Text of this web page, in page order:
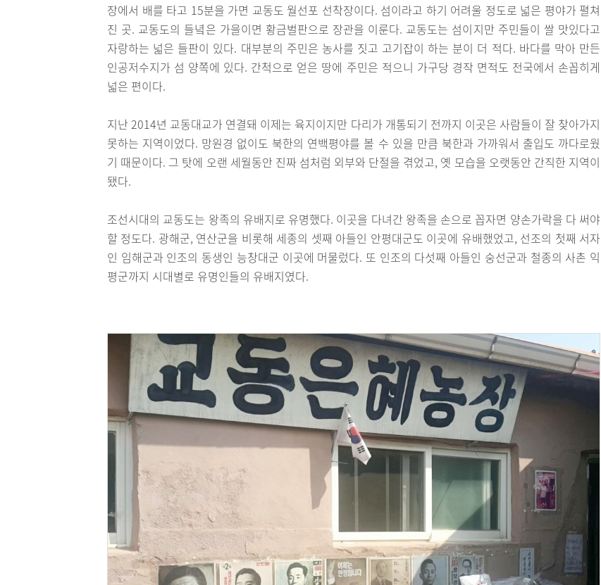
장에서 배를 타고 15분을 가면 교동도 월선포 선착장이다. 섬이라고 하기 어려울 정도로 넓은 평야가 펼쳐
진 곳. 교동도의 들녘은 가을이면 황금벌판으로 장관을 이룬다. 교동도는 섬이지만 주민들이 쌀 맛있다고
자랑하는 넓은 들판이 있다. 대부분의 주민은 농사를 짓고 고기잡이 하는 분이 더 적다. 바다를 막아 만든
인공저수지가 섬 양쪽에 있다. 간척으로 얻은 땅에 주민은 적으니 가구당 경작 면적도 전국에서 손꼽히게
넓은 편이다.
지난 2014년 교동대교가 연결돼 이제는 육지이지만 다리가 개통되기 전까지 이곳은 사람들이 잘 찾아가지
못하는 지역이었다. 망원경 없이도 북한의 연백평야를 볼 수 있을 만큼 북한과 가까워서 출입도 까다로웠
기 때문이다. 그 탓에 오랜 세월동안 진짜 섬처럼 외부와 단절을 겪었고, 옛 모습을 오랫동안 간직한 지역이
됐다.
조선시대의 교동도는 왕족의 유배지로 유명했다. 이곳을 다녀간 왕족을 손으로 꼽자면 양손가락을 다 써야
할 정도다. 광해군, 연산군을 비롯해 세종의 셋째 아들인 안평대군도 이곳에 유배했었고, 선조의 첫째 서자
인 임해군과 인조의 동생인 능창대군 이곳에 머물렀다. 또 인조의 다섯째 아들인 숭선군과 철종의 사촌 익
평군까지 시대별로 유명인들의 유배지였다.